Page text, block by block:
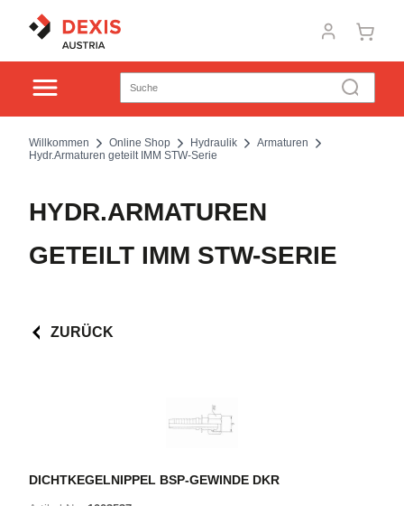
Willkommen Online Shop Hydraulik
Armaturen
Hydr.Armaturen geteilt IMM STW-Serie
HYDR.ARMATUREN
GETEILT IMM STW-SERIE
ZURÜCK
DICHTKEGELNIPPEL BSP-GEWINDE DKR